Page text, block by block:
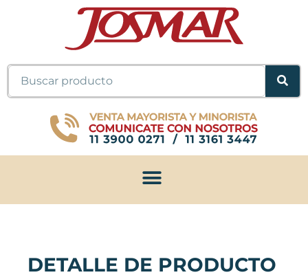
Buscar
DETALLE DE PRODUCTO